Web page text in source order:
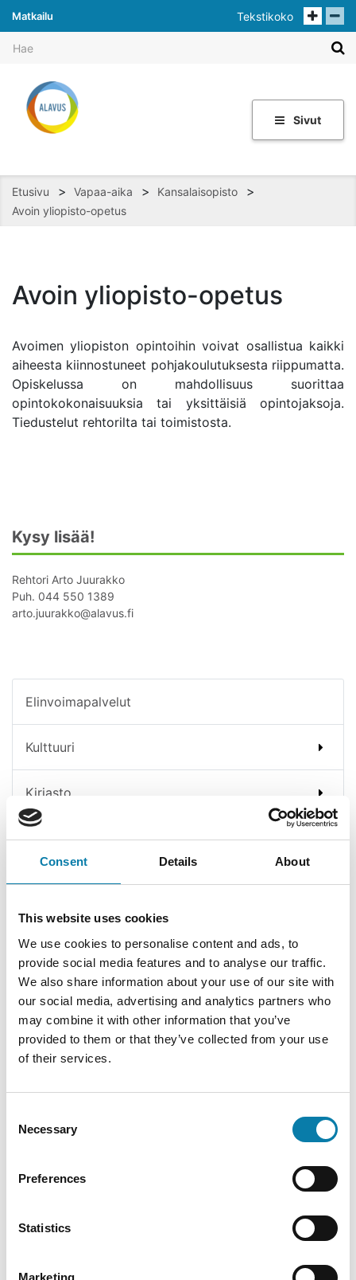
Consent Details About
This website uses cookies
We use cookies to personalise content and ads, to
provide social media features and to analyse our traffic.
We also share information about your use of our site with
our social media, advertising and analytics partners who
may combine it with other information that you’ve
provided to them or that they’ve collected from your use
of their services.
Selection
Necessary
Preferences
Statistics
Marketing
Matkailu Tekstikoko
Sivut
Etusivu > Vapaa-aika > Kansalaisopisto >
Avoin yliopisto-opetus
Avoin yliopisto-opetus
Avoimen yliopiston opintoihin voivat osallistua kaikki
aiheesta kiinnostuneet pohjakoulutuksesta riippumatta.
Opiskelussa on mahdollisuus suorittaa
opintokokonaisuuksia tai yksittäisiä opintojaksoja.
Tiedustelut rehtorilta tai toimistosta.
Kysy lisää!
Rehtori Arto Juurakko
Puh. 044 550 1389
arto.juurakko@alavus.fi
Elinvoimapalvelut
Kulttuuri
Kirjasto
Kansalaisopisto
Opiskelu
Ilmoittautuminen ja opinto-opas
Opintomaksut
Kurssiehdotus
Kuvataidekoulu
Avoin yliopisto-opetus
Yhteystiedot
Päätoimiset opettajat
Kulttuurikeskuksen vuokrattavat tilat